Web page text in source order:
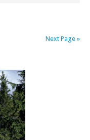
Next Page »